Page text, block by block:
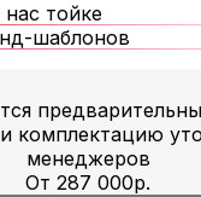
тойке
шаблонов
комплектацию
менеджеров
От 287 000р.